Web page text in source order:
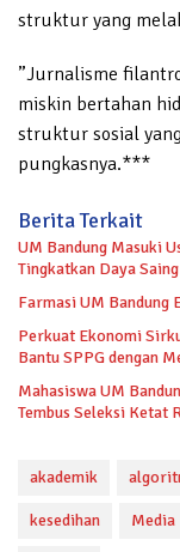
struktur yang
”Jurnalisme
miskin bertahan
struktur sosial
pungkasnya.***
Berita Terkait
UM Bandung Masuki
Tingkatkan Daya Saing
Farmasi UM Bandung
Perkuat Ekonomi
Bantu SPPG dengan
Mahasiswa UM
Tembus Seleksi Ketat
akademik
kesedihan Media